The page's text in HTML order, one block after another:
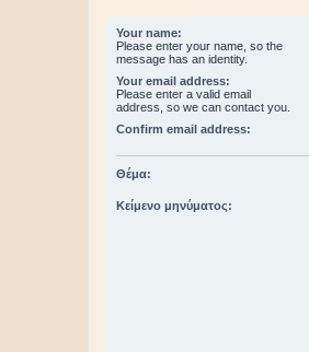
Your name:
Please enter your name, so the
message has an identity.
Your email address:
Please enter a valid email
address, so we can contact you.
Confirm email address:
Θέμα:
Κείμενο μηνύματος: